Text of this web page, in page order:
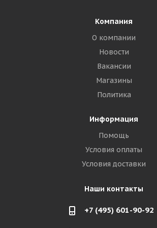
Компания
О компании
Новости
Вакансии
Магазины
Политика
Информация
Помощь
Условия оплаты
Условия доставки
Наши контакты
+7 (495) 601-90-92